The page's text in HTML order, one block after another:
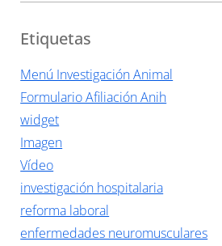
Etiquetas
Menú Investigación Animal
Formulario Afiliación Anih
widget
Imagen
Vídeo
investigación hospitalaria
reforma laboral
enfermedades neuromusculares